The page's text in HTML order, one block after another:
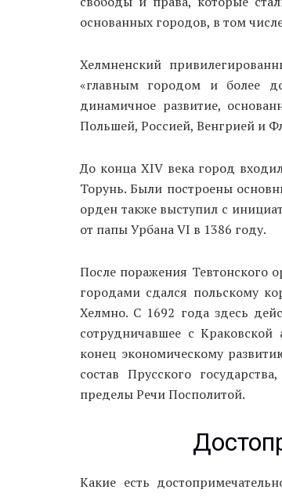
основанных городов, в том
Хелмненский
«главным городом и более
динамичное развитие,
Польшей, Россией, Венгрией и
До конца XIV века город
Торунь. Были построены
орден также выступил с
от папы Урбана VI в 1386 году.
После поражения Тевтонского
городами сдался польскому
Хелмно. С 1692 года здесь
сотрудничавшее с
конец экономическому
состав Прусского
пределы Речи Посполитой.
Какие есть